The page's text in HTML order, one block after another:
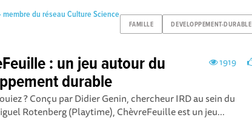
FAMILLE DEVELOPPEMENT-DURABLE
du réseau Culture Science
1919
: un jeu autour du
durable
? Conçu par Didier Genin, chercheur IRD au sein du
Rotenberg (Playtime), ChèvreFeuille est un jeu...